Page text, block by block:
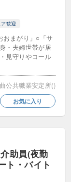
歓迎
おまがり」○「サ
・夫婦世帯が居
見守りやコール
公共職業安定所()
お気に入り
助員(夜勤
ト・バイト